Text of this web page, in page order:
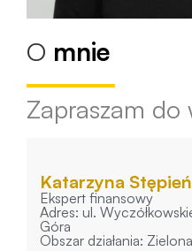
O mnie
Zapraszam do
Katarzyna Stępień
Ekspert finansowy
Adres: ul.
Góra
Obszar działania: